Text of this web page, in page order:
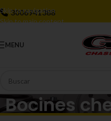
Skip to navigation
Skip to main content
3006941388
MENU
Bocines